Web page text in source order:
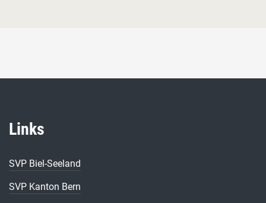
Links
SVP Biel-Seeland
SVP Kanton Bern